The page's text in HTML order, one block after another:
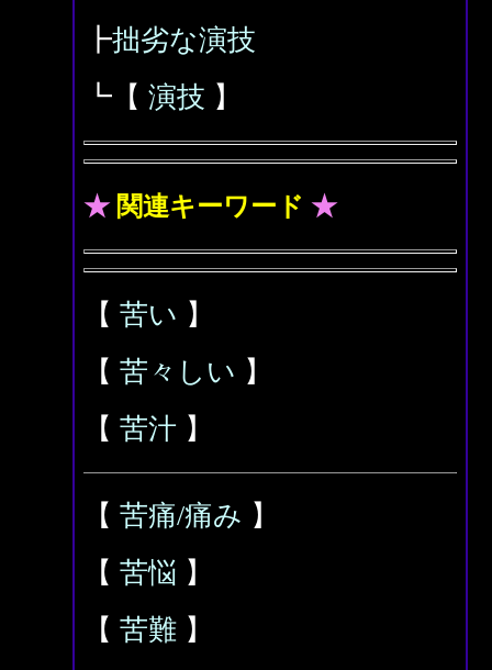
┣拙劣な演技
┗【 演技 】
★ 関連キーワード ★
【 苦い 】
【 苦々しい 】
【 苦汁 】
【 苦痛/痛み 】
【 苦悩 】
【 苦難 】